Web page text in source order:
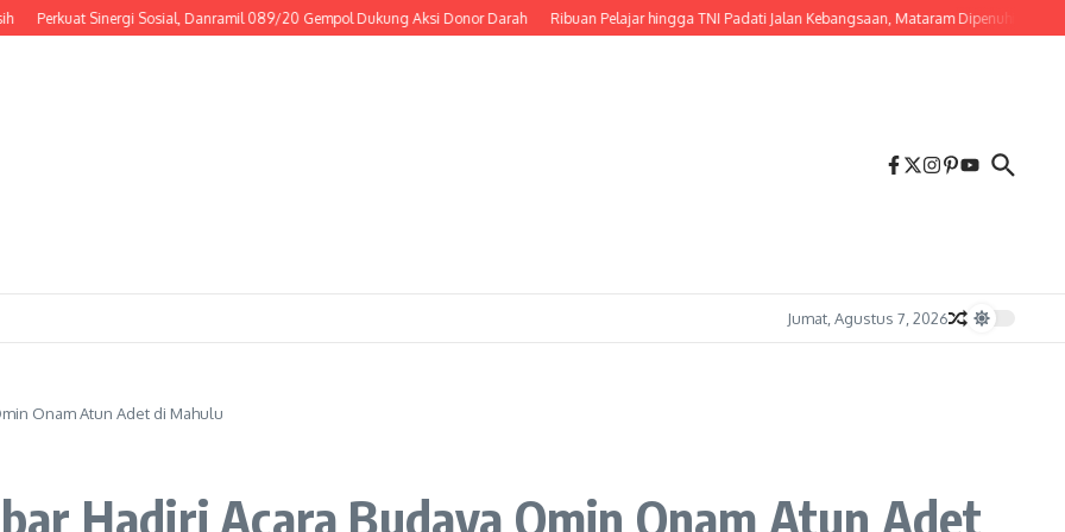
Sinergi Sosial, Danramil 089/20 Gempol Dukung Aksi Donor Darah Ribuan Pelajar hingga TNI Padati Jalan Kebangsaan, Mataram Dipenuhi Merah Putih
Jumat, Agustus 7, 2026
Onam Atun Adet di Mahulu
Hadiri Acara Budaya Omin Onam Atun Adet